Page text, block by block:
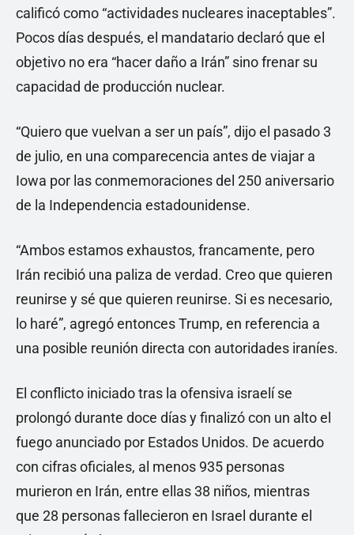
calificó como “actividades nucleares inaceptables”.
Pocos días después, el mandatario declaró que el
objetivo no era “hacer daño a Irán” sino frenar su
capacidad de producción nuclear.
“Quiero que vuelvan a ser un país”, dijo el pasado 3
de julio, en una comparecencia antes de viajar a
Iowa por las conmemoraciones del 250 aniversario
de la Independencia estadounidense.
“Ambos estamos exhaustos, francamente, pero
Irán recibió una paliza de verdad. Creo que quieren
reunirse y sé que quieren reunirse. Si es necesario,
lo haré”, agregó entonces Trump, en referencia a
una posible reunión directa con autoridades iraníes.
El conflicto iniciado tras la ofensiva israelí se
prolongó durante doce días y finalizó con un alto el
fuego anunciado por Estados Unidos. De acuerdo
con cifras oficiales, al menos 935 personas
murieron en Irán, entre ellas 38 niños, mientras
que 28 personas fallecieron en Israel durante el